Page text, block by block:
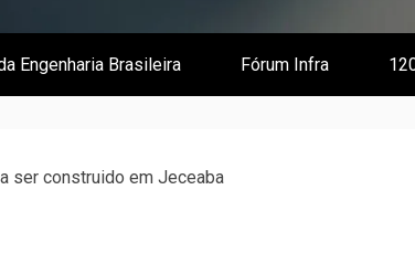
Engenharia Brasileira Fórum Infra
ser construido em Jeceaba